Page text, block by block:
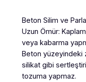
Beton Silim ve
Uzun Ömür:
veya kabarma
Beton yüzeyindeki
silikat gibi
tozuma yapmaz.